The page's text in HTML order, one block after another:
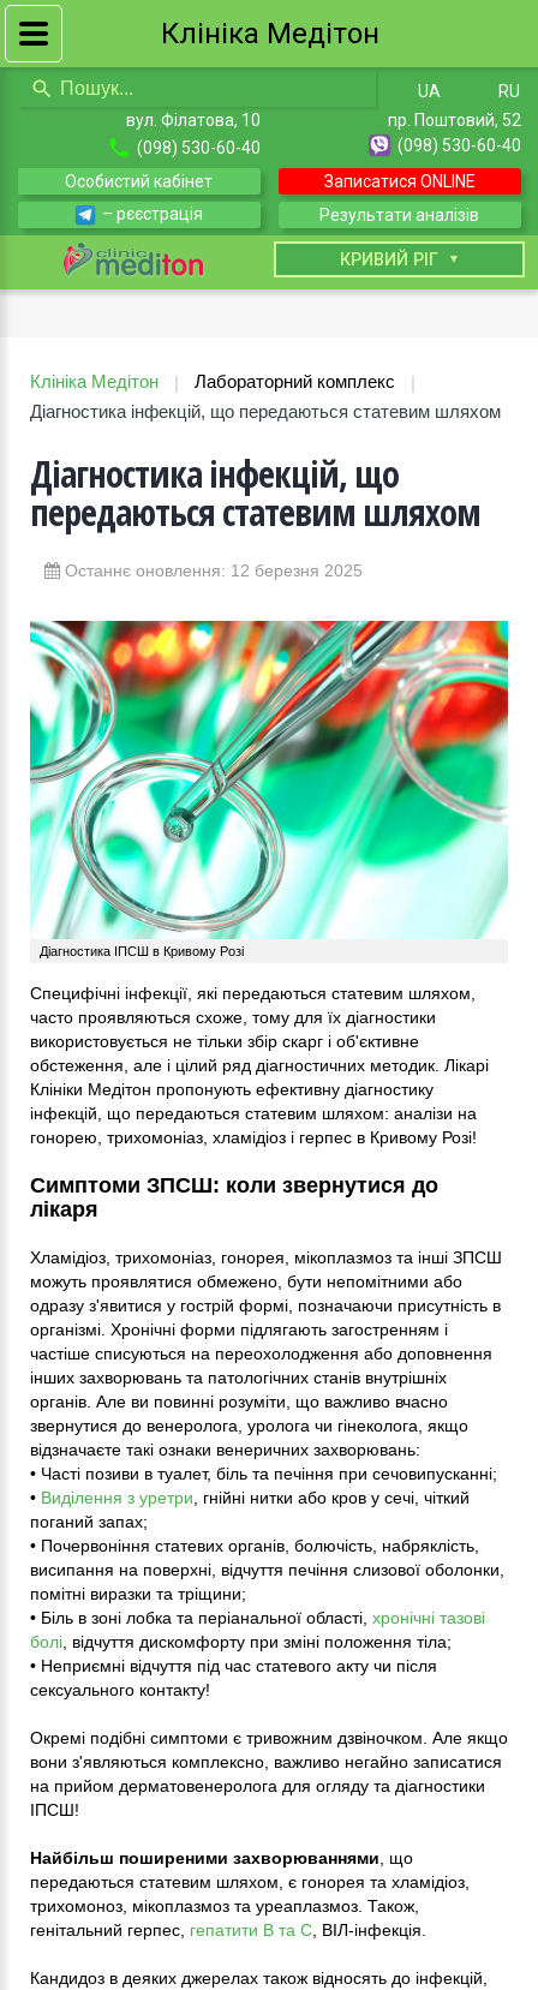
UA
RU
вул. Філатова, 10
(098) 530-60-40
пр. Поштовий, 52
(098) 530-60-40
Особистий кабінет
– рєєстрація
Записатися ONLINE
Результати аналізів
КРИВИЙ РІГ
Клініка Медітон | Лабораторний комплекс
|
Діагностика інфекцій, що передаються статевим шляхом
Діагностика інфекцій, що
передаються статевим шляхом
Останнє оновлення: 12 березня 2025
Діагностика ІПСШ в Кривому Розі
Специфічні інфекції, які передаються статевим шляхом,
часто проявляються схоже, тому для їх діагностики
використовується не тільки збір скарг і об'єктивне
обстеження, але і цілий ряд діагностичних методик. Лікарі
Клініки Медітон пропонують ефективну діагностику
інфекцій, що передаються статевим шляхом: аналізи на
гонорею, трихомоніаз, хламідіоз і герпес в Кривому Розі!
Симптоми ЗПСШ: коли звернутися до
лікаря
Хламідіоз, трихомоніаз, гонорея, мікоплазмоз та інші ЗПСШ
можуть проявлятися обмежено, бути непомітними або
одразу з'явитися у гострій формі, позначаючи присутність в
організмі. Хронічні форми підлягають загостренням і
частіше списуються на переохолодження або доповнення
інших захворювань та патологічних станів внутрішніх
органів. Але ви повинні розуміти, що важливо вчасно
звернутися до венеролога, уролога чи гінеколога, якщо
відзначаєте такі ознаки венеричних захворювань:
• Часті позиви в туалет, біль та печіння при сечовипусканні;
• Виділення з уретри, гнійні нитки або кров у сечі, чіткий
поганий запах;
• Почервоніння статевих органів, болючість, набряклість,
висипання на поверхні, відчуття печіння слизової оболонки,
помітні виразки та тріщини;
• Біль в зоні лобка та періанальної області, хронічні тазові
болі, відчуття дискомфорту при зміні положення тіла;
• Неприємні відчуття під час статевого акту чи після
сексуального контакту!
Окремі подібні симптоми є тривожним дзвіночком. Але якщо
вони з'являються комплексно, важливо негайно записатися
на прийом дерматовенеролога для огляду та діагностики
ІПСШ!
Найбільш поширеними захворюваннями, що
передаються статевим шляхом, є гонорея та хламідіоз,
трихомоноз, мікоплазмоз та уреаплазмоз. Також,
генітальний герпес, гепатити В та С, ВІЛ-інфекція.
Кандидоз в деяких джерелах також відносять до інфекцій,
Клініка Медітон